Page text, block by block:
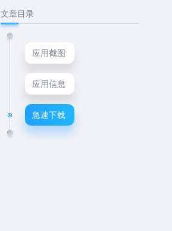
文章目录
应用截图
应用信息
急速下载